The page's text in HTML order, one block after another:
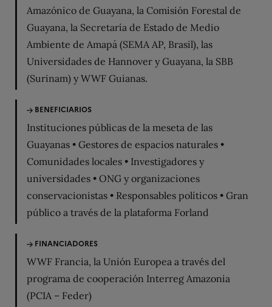
Amazónico de Guayana, la Comisión Forestal de
Guayana, la Secretaría de Estado de Medio
Ambiente de Amapá (SEMA AP, Brasil), las
Universidades de Hannover y Guayana, la SBB
(Surinam) y WWF Guianas.
BENEFICIARIOS
Instituciones públicas de la meseta de las
Guayanas • Gestores de espacios naturales •
Comunidades locales • Investigadores y
universidades • ONG y organizaciones
conservacionistas • Responsables políticos • Gran
público a través de la plataforma Forland
FINANCIADORES
WWF Francia, la Unión Europea a través del
programa de cooperación Interreg Amazonia
(PCIA – Feder)